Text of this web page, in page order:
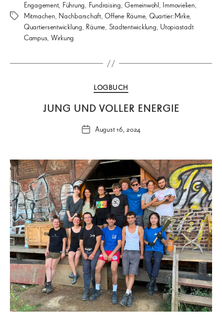
Schlagwörter
Engagement, Führung, Fundraising,Gemeinwohl, Immovielien,
Mitmachen, Nachbarschaft,Offene Räume, Quartier:Mirke,
Quartiersentwicklung, Räume, Stadtentwicklung, Utopiastadt
Campus, Wirkung
Kategorien
LOGBUCH
JUNG UND VOLLER ENERGIE
Veröffentlichungsdatum
August 16, 2024